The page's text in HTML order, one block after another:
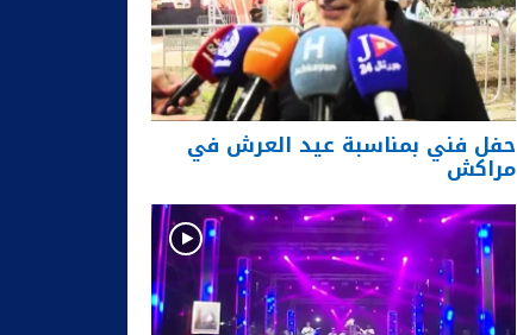
حفل فني بمناسبة عيد العرش في
مراكش